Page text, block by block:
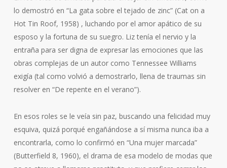
lo demostró en “La gata sobre el tejado de zinc” (Cat on a
Hot Tin Roof, 1958) , luchando por el amor apático de su
esposo y la fortuna de su suegro. Liz tenía el nervio y la
entraña para ser digna de expresar las emociones que las
obras complejas de un autor como Tennessee Williams
exigía (tal como volvió a demostrarlo, llena de traumas sin
resolver en “De repente en el verano”).
En esos roles se le veía sin paz, buscando una felicidad muy
esquiva, quizá porqué engañándose a sí misma nunca iba a
encontrarla, como lo confirmó en “Una mujer marcada”
(Butterfield 8, 1960), el drama de esa modelo de modas que